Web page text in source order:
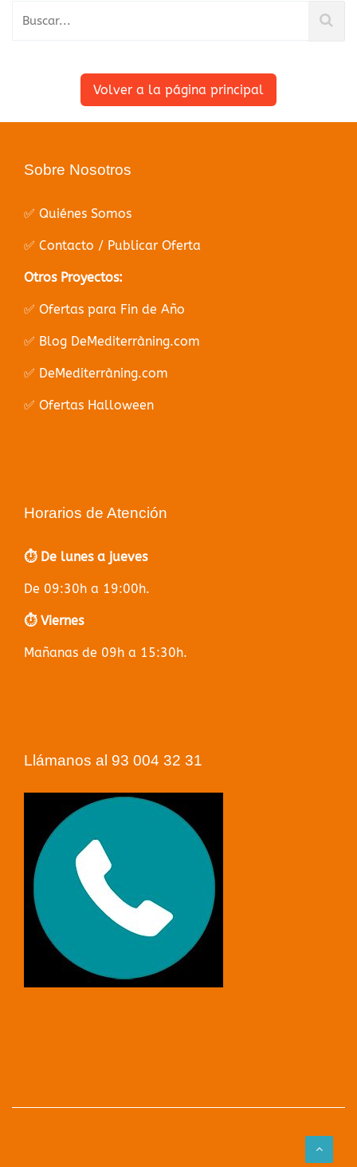
Volver a la página principal
Sobre Nosotros
✅ Quiénes Somos
✅ Contacto / Publicar Oferta
Otros Proyectos:
✅ Ofertas para Fin de Año
✅ Blog DeMediterràning.com
✅ DeMediterràning.com
✅ Ofertas Halloween
Horarios de Atención
⏱️ De lunes a jueves
De 09:30h a 19:00h.
⏱️ Viernes
Mañanas de 09h a 15:30h.
Llámanos al 93 004 32 31